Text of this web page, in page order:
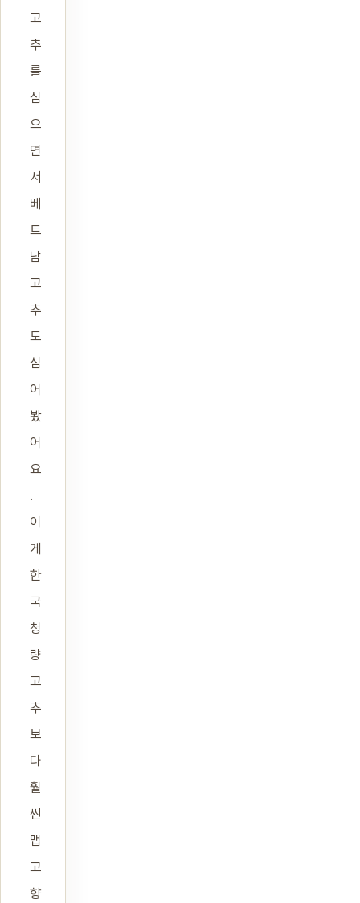
고
추
를
심
으
면
서
베
트
남
고
추
도
심
어
봤
어
요
.
이
게
한
국
청
량
고
추
보
다
훨
씬
맵
고
향